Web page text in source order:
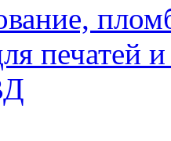
печатей